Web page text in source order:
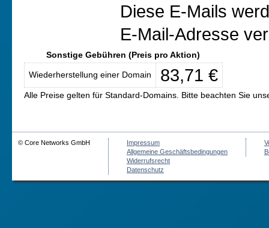
Diese E-Mails
E-Mail-Adresse
Sonstige Gebühren (Preis pro Aktion)
Wiederherstellung einer Domain 83,71 €
Alle Preise gelten für Standard-Domains. Bitte beachten Sie
© Core Networks GmbH
Impressum
Allgemeine Geschäftsbedingungen
Widerrufsrecht
Datenschutz